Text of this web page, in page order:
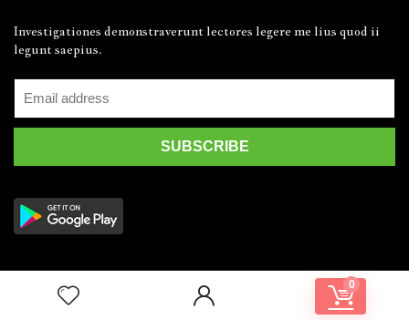
0
Investigationes demonstraverunt lectores legere me lius quod ii
legunt saepius.
2019 Wpsoul.com Design. All rights reserved.